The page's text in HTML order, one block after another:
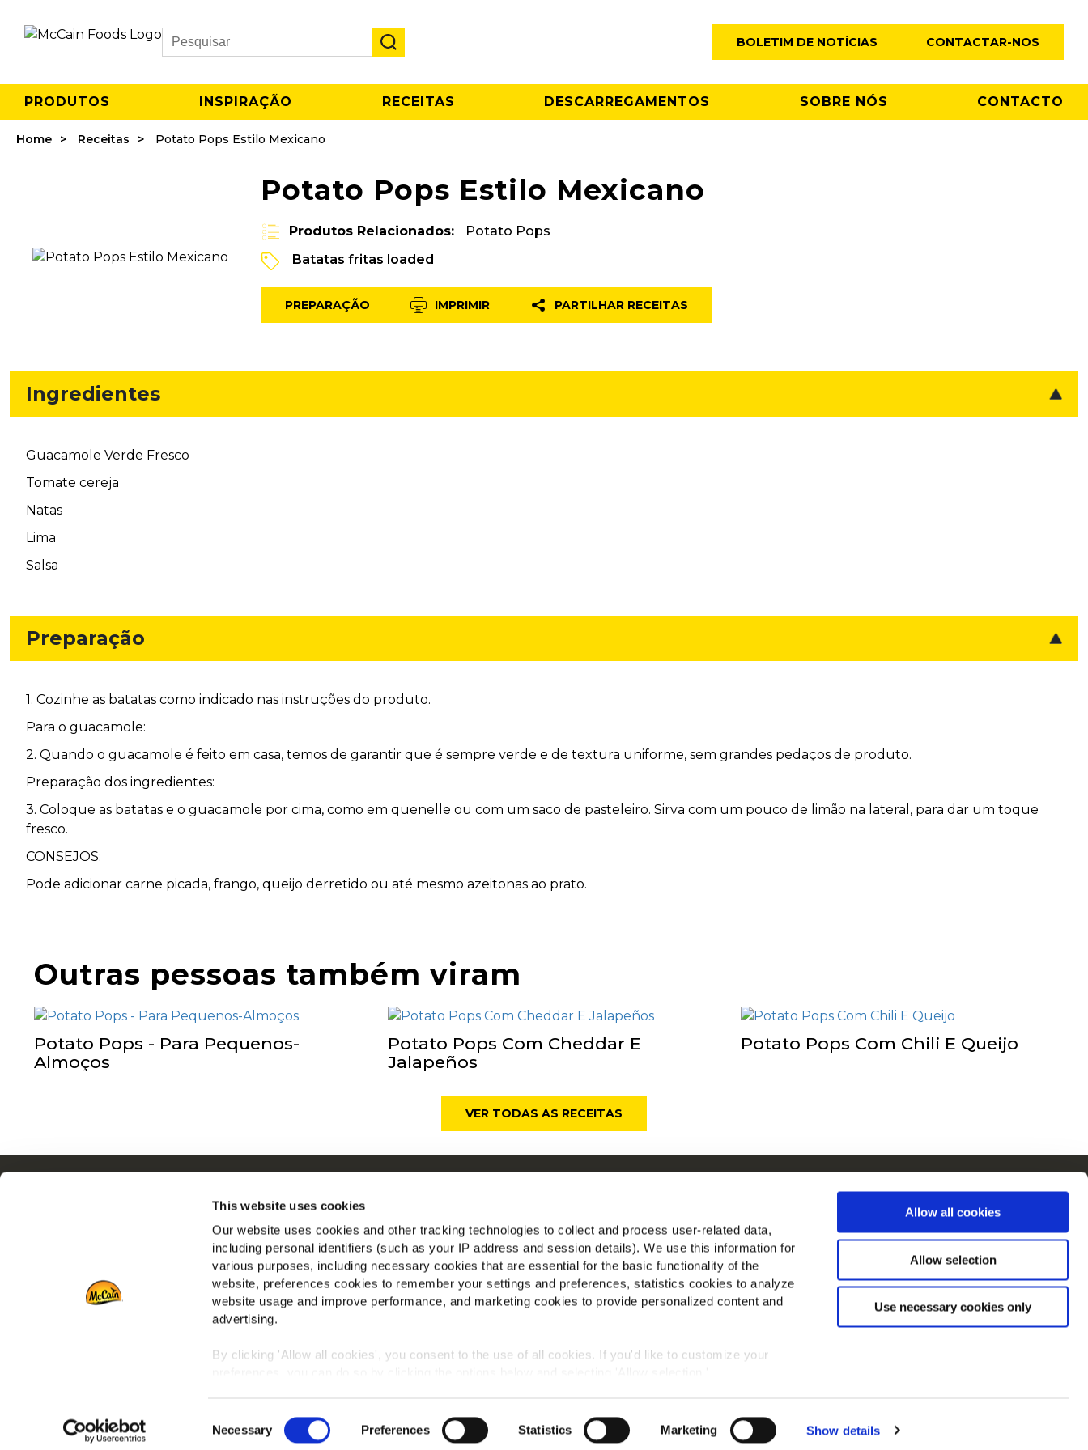
This website uses cookies
Our website uses cookies and other tracking technologies to collect and process user-related data,
including personal identifiers (such as your IP address and session details). We use this information for
various purposes, including necessary cookies that are essential for the basic functionality of the
website, preferences cookies to remember your settings and preferences, statistics cookies to analyze
website usage and improve performance, and marketing cookies to provide personalized content and
advertising.
By clicking 'Allow all cookies', you consent to the use of all cookies. If you'd like to customize your
any time by clicking on the "Cookies" link in the footer of the page.
Selection
Necessary Preferences Statistics Marketing Show details
Allow all cookies
Allow selection
Use necessary cookies only
Search
BOLETIM DE NOTÍCIAS CONTACTAR-NOS
PRODUTOS INSPIRAÇÃO RECEITAS DESCARREGAMENTOS SOBRE NÓS CONTACTO
Home Receitas Potato Pops Estilo Mexicano
Potato Pops Estilo Mexicano
Produtos Relacionados:
Potato Pops
Batatas fritas loaded
PREPARAÇÃO IMPRIMIR PARTILHAR RECEITAS
Ingredientes
Guacamole Verde Fresco
Tomate cereja
Natas
Lima
Salsa
Preparação
1. Cozinhe as batatas como indicado nas instruções do produto.
Para o guacamole:
2. Quando o guacamole é feito em casa, temos de garantir que é sempre verde e de textura uniforme, sem grandes pedaços de produto.
Preparação dos ingredientes:
3. Coloque as batatas e o guacamole por cima, como em quenelle ou com um saco de pasteleiro. Sirva com um pouco de limão na lateral, para dar um toque
fresco.
CONSEJOS:
Pode adicionar carne picada, frango, queijo derretido ou até mesmo azeitonas ao prato.
Outras pessoas também viram
Potato Pops - Para Pequenos-
Almoços
Potato Pops Com Cheddar E
Jalapeños
Potato Pops Com Chili E Queijo
VER TODAS AS RECEITAS
Inspiração
Descarregamentos
Inspirados Pelas Nossas Raízes
Emprego
FAQ
McCain na Europa
©2026 McCain® Foods Limited | All rights reserved